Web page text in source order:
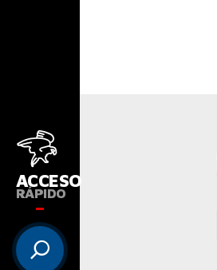
ACCESO
RÁPIDO